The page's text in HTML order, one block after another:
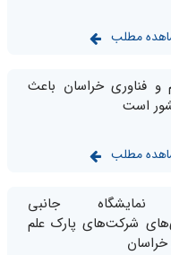
مطلب
و فناوری خراسان باعث
است
مطلب
نمایشگاه جانبی
شرکت‌های پارک علم